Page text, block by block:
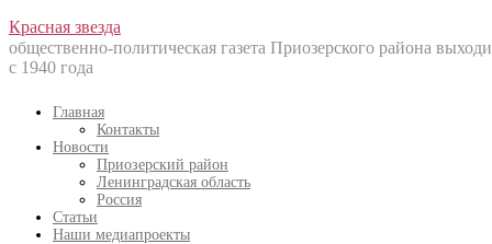
Перейти
к
содержанию
Красная звезда
общественно-политическая газета Приозерского района
с 1940 года
Главная
Контакты
Новости
Приозерский район
Ленинградская область
Россия
Статьи
Наши медиапроекты